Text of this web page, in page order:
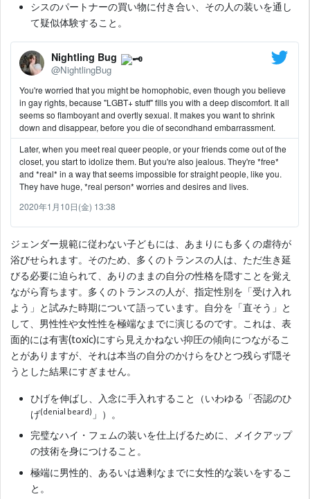
シスのパートナーの買い物に付き合い、その人の装いを通し
て疑似体験すること。
Nightling Bug
@NightlingBug
You're worried that you might be homophobic, even though you believe
in gay rights, because "LGBT+ stuff" fills you with a deep discomfort. It all
seems so flamboyant and overtly sexual. It makes you want to shrink
down and disappear, before you die of secondhand embarrassment.
Later, when you meet real queer people, or your friends come out of the
closet, you start to idolize them. But you're also jealous. They're *free*
and *real* in a way that seems impossible for straight people, like you.
They have huge, *real person* worries and desires and lives.
2020年1月10日(金) 13:38
ジェンダー規範に従わない子どもには、あまりにも多くの虐待が
浴びせられます。そのため、多くのトランスの人は、ただ生き延
びる必要に迫られて、ありのままの自分の性格を隠すことを覚え
ながら育ちます。多くのトランスの人が、指定性別を「受け入れ
よう」と試みた時期について語っています。自分を「直そう」と
して、男性性や女性性を極端なまでに演じるのです。これは、表
面的には有害(toxic)にすら見えかねない抑圧の傾向につながるこ
とがありますが、それは本当の自分のかけらをひとつ残らず隠そ
うとした結果にすぎません。
ひげを伸ばし、入念に手入れすること（いわゆる「否認のひ
げ(denial beard) 」）。
完璧なハイ・フェムの装いを仕上げるために、メイクアップ
の技術を身につけること。
極端に男性的、あるいは過剰なまでに女性的な装いをするこ
と。